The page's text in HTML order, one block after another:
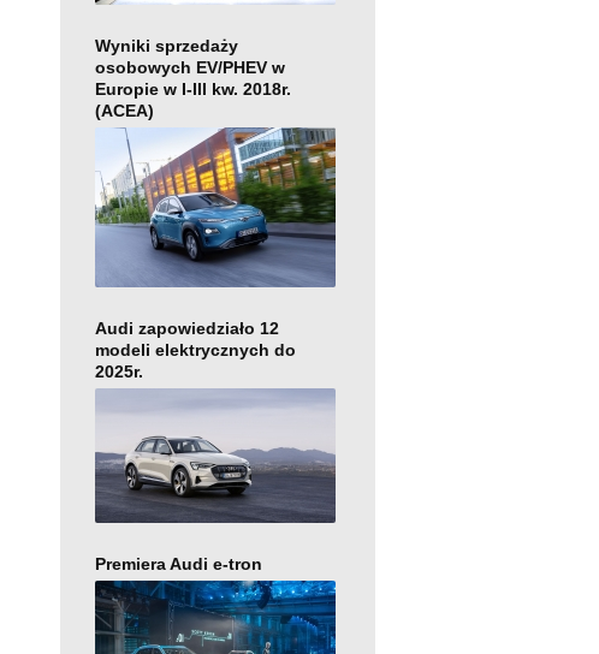
Wyniki sprzedaży
osobowych EV/PHEV w
Europie w I-III kw. 2018r.
(ACEA)
Audi zapowiedziało 12
modeli elektrycznych do
2025r.
Premiera Audi e-tron